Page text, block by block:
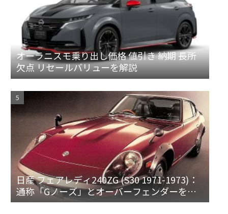
オーラニスモ乗り出し価格 値引き 納期 長所
欠点 リセールバリューを解説
日産 フェアレディ240ZG (S30 1971-1973)：
通称「Gノーズ」とオーバーフェンダーを装
備した特別なZ